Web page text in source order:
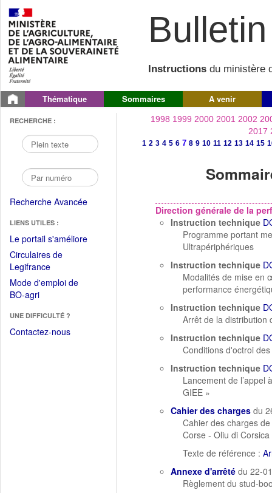
Instructions du ministère
Thématique Sommaires A venir
RECHERCHE :
Recherche Avancée
LIENS UTILES :
Le portail s'améliore(Fichier
Circulaires de
Legifrance(Ouvrir
dans
une
fenêtre)
Mode d'emploi de
BO-agri(Ouvrir
une
nouvelle
UNE DIFFICULTÉ ?
Contactez-nous
1998 1999 2000 2001 2002
2017
1 2 3 4 5 6 7 8 9 10 11 12 13 14 15
Direction générale de la
Instruction technique
Programme portant
Ultrapériphériques
Instruction technique
Modalités de mise en
performance
Instruction technique
Arrêt de la distribution
Instruction technique
Conditions d'octroi
Instruction technique
Lancement de l’appel
GIEE »
Cahier des charges du
Cahier des charges
Corse - Oliu di Corsica
Texte de référence :
Annexe d'arrêté du 22-
Règlement du stud-